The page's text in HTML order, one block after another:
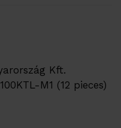
Kft.
M1 (12 pieces)